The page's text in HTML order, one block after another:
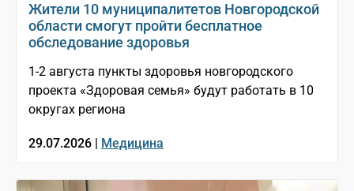
Жители 10 муниципалитетов Новгородской
области смогут пройти бесплатное
обследование здоровья
1-2 августа пункты здоровья новгородского
проекта «Здоровая семья» будут работать в 10
округах региона
29.07.2026 | Медицина